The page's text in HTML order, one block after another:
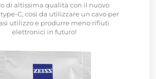
di altissima qualità con il nuovo
C, così da utilizzare un cavo per
utilizzo e produrre meno rifiuti
elettronici in futuro!